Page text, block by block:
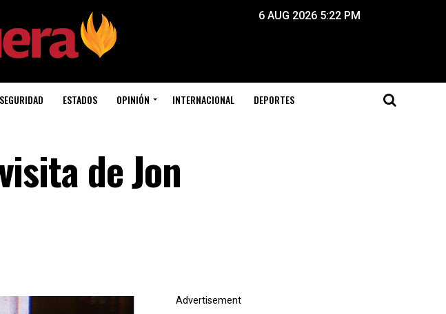
6 AUG 2026 5:22 PM
SEGURIDAD ESTADOS OPINIÓN INTERNACIONAL DEPORTES
de Jon
Advertisement